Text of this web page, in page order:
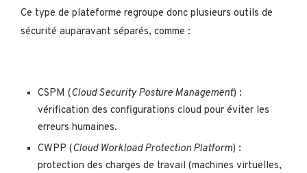
Ce type de plateforme regroupe donc plusieurs outils de
sécurité auparavant séparés, comme :
CSPM (Cloud Security Posture Management) :
vérification des configurations cloud pour éviter les
erreurs humaines.
CWPP (Cloud Workload Protection Platform) :
protection des charges de travail (machines virtuelles,